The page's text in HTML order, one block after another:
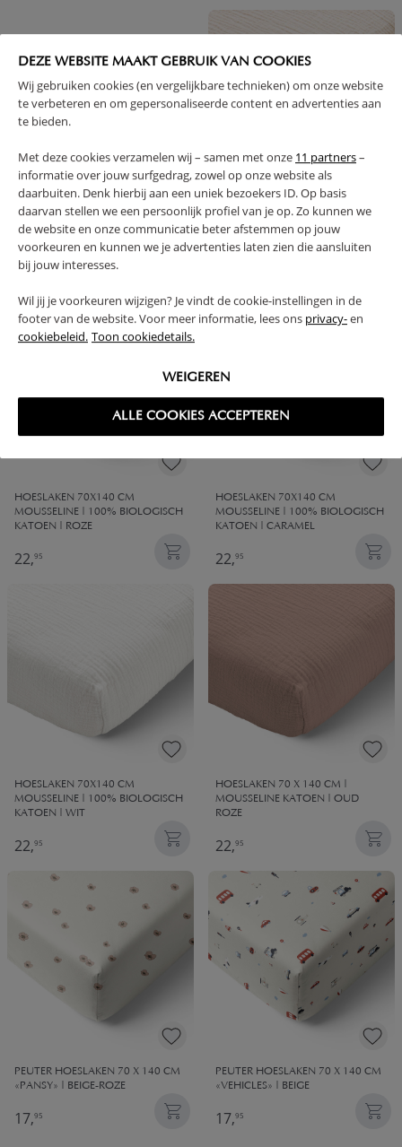
DEZE WEBSITE MAAKT GEBRUIK VAN COOKIES
Wij gebruiken cookies (en vergelijkbare technieken) om onze website
te verbeteren en om gepersonaliseerde content en advertenties aan
te bieden.
Met deze cookies verzamelen wij – samen met onze 11 partners–
informatie over jouw surfgedrag, zowel op onze website als
daarbuiten. Denk hierbij aan een uniek bezoekers ID. Op basis
daarvan stellen we een persoonlijk profiel van je op. Zo kunnen we
de website en onze communicatie beter afstemmen op jouw
voorkeuren en kunnen we je advertenties laten zien die aansluiten
bij jouw interesses.
Wil jij je voorkeuren wijzigen? Je vindt de cookie-instellingen in de
footer van de website. Voor meer informatie, lees ons privacy-en
cookiebeleid. Toon cookiedetails.
WEIGEREN
ALLE COOKIES ACCEPTEREN
DEKBEDOVERTREKSET
MOUSSELINE KATOEN INCL.
42,95
HOESLAKEN 70X140 CM VAN
MOUSSELINE | 100% BIOLOGISCH
HOESLAKEN 70X140 CM
MOUSSELINE | 100% BIOLOGISCH
KATOEN | ROZE
22,95
HOESLAKEN 70X140 CM
MOUSSELINE | 100% BIOLOGISCH
KATOEN | CARAMEL
22,95
HOESLAKEN 70X140 CM
MOUSSELINE | 100% BIOLOGISCH
KATOEN | WIT
22,95
HOESLAKEN 70 X 140 CM |
MOUSSELINE KATOEN | OUD
ROZE
22,95
PEUTER HOESLAKEN 70 X 140 CM
«PANSY» | BEIGE-ROZE
17,95
PEUTER HOESLAKEN 70 X 140 CM
«VEHICLES» | BEIGE
17,95